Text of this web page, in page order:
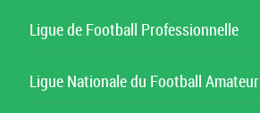
Ligue de Football Professionnelle
Ligue Nationale du Football Amateur